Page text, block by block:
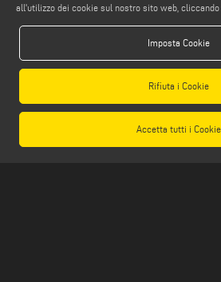
SEGUICI
AVVERTENZE LEGALI
PRIVACY POLICY
COMPLIANCE
all'utilizzo dei cookie sul nostro sito web, cliccando
Imposta Cookie
Rifiuta i Cookie
Accetta tutti i Cookie